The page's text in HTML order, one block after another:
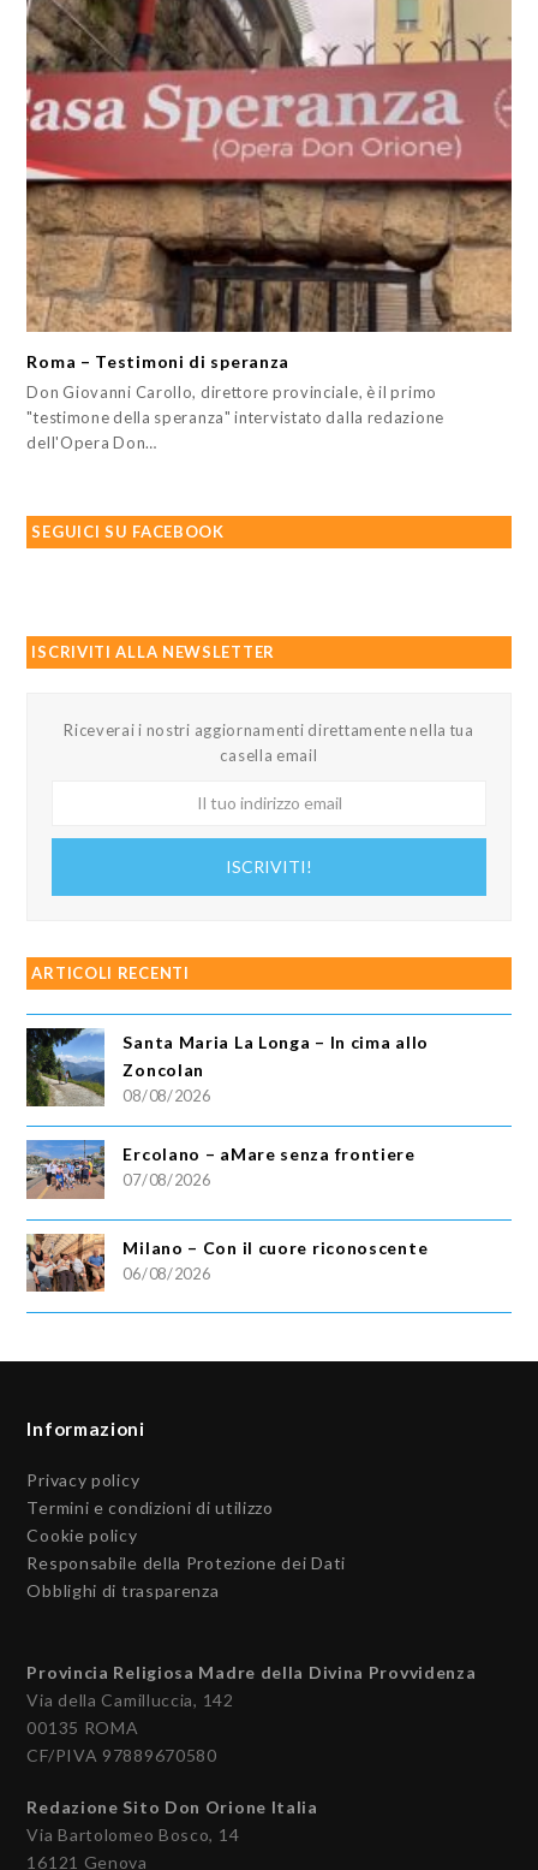
Roma – Testimoni di speranza
Don Giovanni Carollo, direttore provinciale, è il primo
"testimone della speranza" intervistato dalla redazione
dell'Opera Don…
SEGUICI SU FACEBOOK
ISCRIVITI ALLA NEWSLETTER
Riceverai i nostri aggiornamenti direttamente nella tua
casella email
ISCRIVITI!
ARTICOLI RECENTI
Santa Maria La Longa – In cima allo
Zoncolan
08/08/2026
Ercolano – aMare senza frontiere
07/08/2026
Milano – Con il cuore riconoscente
06/08/2026
Informazioni
Privacy policy
Termini e condizioni di utilizzo
Cookie policy
Responsabile della Protezione dei Dati
Obblighi di trasparenza
Provincia Religiosa Madre della Divina Provvidenza
Via della Camilluccia, 142
00135 ROMA
CF/PIVA 97889670580
Redazione Sito Don Orione Italia
Via Bartolomeo Bosco, 14
16121 Genova